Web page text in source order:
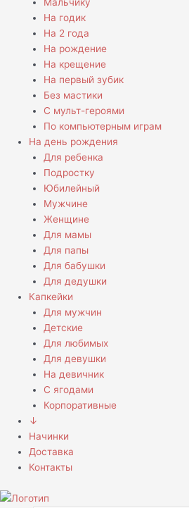
Мальчику
На годик
На 2 года
На рождение
На крещение
На первый зубик
Без мастики
С мульт-героями
По компьютерным играм
На день рождения
Для ребенка
Подростку
Юбилейный
Мужчине
Женщине
Для мамы
Для папы
Для бабушки
Для дедушки
Капкейки
Для мужчин
Детские
Для любимых
Для девушки
На девичник
С ягодами
Корпоративные
↓
Начинки
Доставка
Контакты